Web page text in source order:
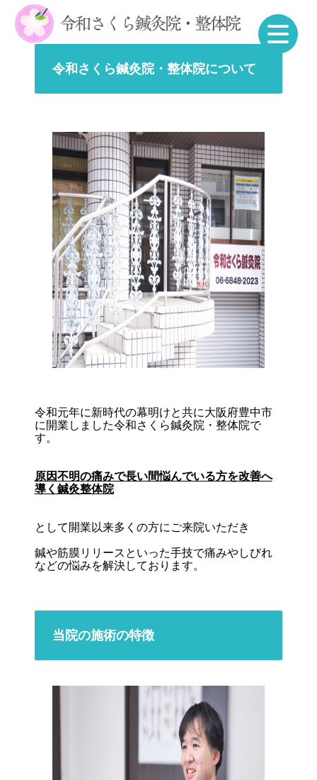
令和さくら鍼灸院・整体院について
令和元年に新時代の幕明けと共に大阪府豊中市
に開業しました令和さくら鍼灸院・整体院で
す。
原因不明の痛みで長い間悩んでいる方を改善へ
導く鍼灸整体院
として開業以来多くの方にご来院いただき
鍼や筋膜リリースといった手技で痛みやしびれ
などの悩みを解決しております。
当院の施術の特徴